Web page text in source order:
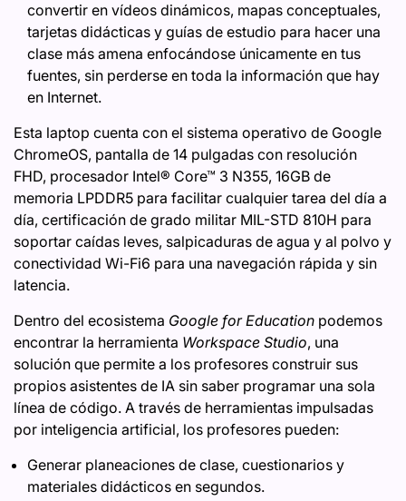
convertir en vídeos dinámicos, mapas conceptuales,
tarjetas didácticas y guías de estudio para hacer una
clase más amena enfocándose únicamente en tus
fuentes, sin perderse en toda la información que hay
en Internet.
Esta laptop cuenta con el sistema operativo de Google
ChromeOS, pantalla de 14 pulgadas con resolución
FHD, procesador Intel® Core™ 3 N355, 16GB de
memoria LPDDR5 para facilitar cualquier tarea del día a
día, certificación de grado militar MIL-STD 810H para
soportar caídas leves, salpicaduras de agua y al polvo y
conectividad Wi-Fi6 para una navegación rápida y sin
latencia.
Dentro del ecosistema Google for Education podemos
encontrar la herramienta Workspace Studio, una
solución que permite a los profesores construir sus
propios asistentes de IA sin saber programar una sola
línea de código. A través de herramientas impulsadas
por inteligencia artificial, los profesores pueden:
Generar planeaciones de clase, cuestionarios y
materiales didácticos en segundos.